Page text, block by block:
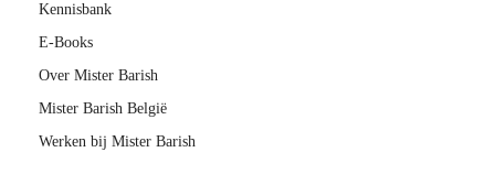
Kennisbank
E-Books
Over Mister Barish
Mister Barish België
Werken bij Mister Barish